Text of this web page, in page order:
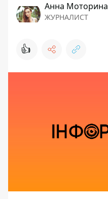
Анна Моторина
ЖУРНАЛИСТ
👍